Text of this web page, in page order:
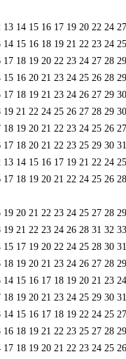
14 15 16 17 19 20 22 24
15 16 18 19 21 22 23 24
18 19 20 22 23 24 27 28
16 20 21 23 24 25 26 28
18 19 21 23 24 26 27 29
21 22 24 25 26 27 28 29
19 20 21 22 23 24 25 26
18 20 21 22 23 25 29 30
14 15 16 17 19 21 22 24
18 19 20 21 22 24 25 26
20 21 22 23 24 25 27 28
21 22 23 24 26 28 31 32
17 19 20 22 24 25 28 30
19 20 21 23 24 26 27 28
15 16 17 18 19 20 21 23
19 20 21 23 24 25 29 30
15 16 17 18 19 22 24 25
18 19 21 22 23 25 27 28
18 19 20 21 22 23 24 25